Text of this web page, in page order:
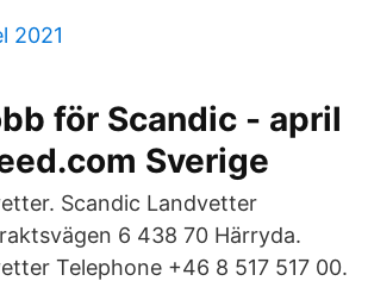
2021
för Scandic - april
Sverige
Scandic Landvetter
6 438 70 Härryda.
Telephone +46 8 517 517 00.